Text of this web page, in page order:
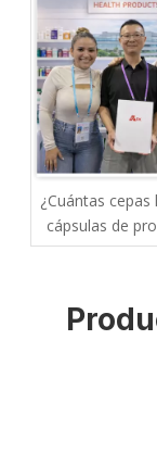
¿Cuántas cepas
cápsulas de